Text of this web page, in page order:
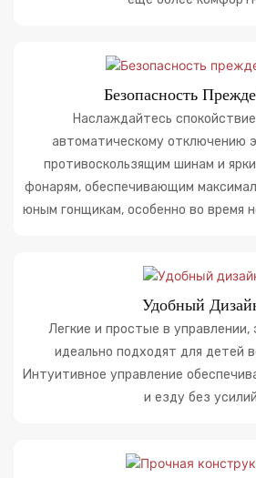
Безопасность
Наслаждайтесь
автоматическому отключению
противоскользящим шинам и
фонарям, обеспечивающим
юным гонщикам, особенно во время
Удобный
Легкие и простые в управлении,
идеально подходят для детей
Интуитивное управление
и езду без